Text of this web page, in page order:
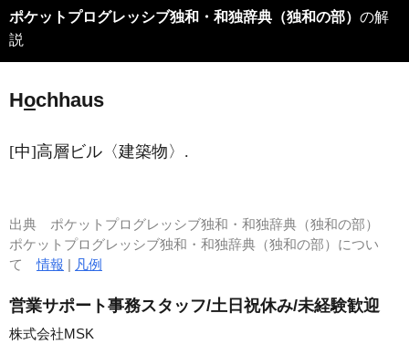
ポケットプログレッシブ独和・和独辞典（独和の部） の解
説
Hochhaus
[中]高層ビル〈建築物〉.
出典 ポケットプログレッシブ独和・和独辞典（独和の部）
ポケットプログレッシブ独和・和独辞典（独和の部）につい
て情報 | 凡例
営業サポート事務スタッフ/土日祝休み/未経験歓迎
株式会社MSK